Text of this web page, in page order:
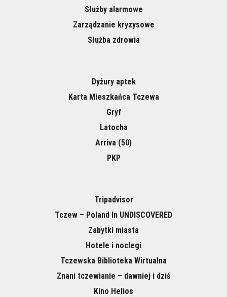
Służby alarmowe
Zarządzanie kryzysowe
Służba zdrowia
Dyżury aptek
Karta Mieszkańca Tczewa
Gryf
Latocha
Arriva (50)
PKP
Tripadvisor
Tczew – Poland In UNDISCOVERED
Zabytki miasta
Hotele i noclegi
Tczewska Biblioteka Wirtualna
Znani tczewianie – dawniej i dziś
Kino Helios